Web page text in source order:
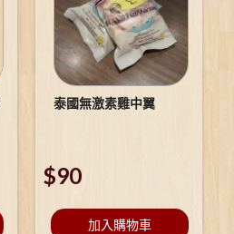
泰國無激素雞中翼
$90
加入購物車